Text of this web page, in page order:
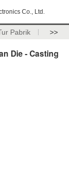
Co., Ltd.
Pabrik >>
Die - Casting